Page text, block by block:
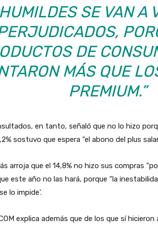
HUMILDES SE VAN A
DE
MÁS QUE
PREMIUM.”
en tanto, señaló que no lo hizo
sostuvo que espera “el abono del plus
arroja que el 14,8% no hizo sus compras
este año no las hará, porque “la
lo impide‘.
explica además que de los que sí